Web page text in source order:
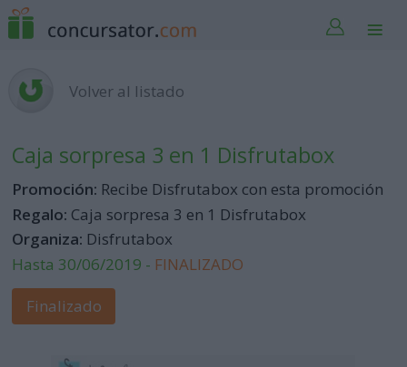
Volver al listado
Caja sorpresa 3 en 1 Disfrutabox
Promoción: Recibe Disfrutabox con esta promoción
Regalo: Caja sorpresa 3 en 1 Disfrutabox
Organiza: Disfrutabox
Hasta 30/06/2019 - FINALIZADO
Finalizado